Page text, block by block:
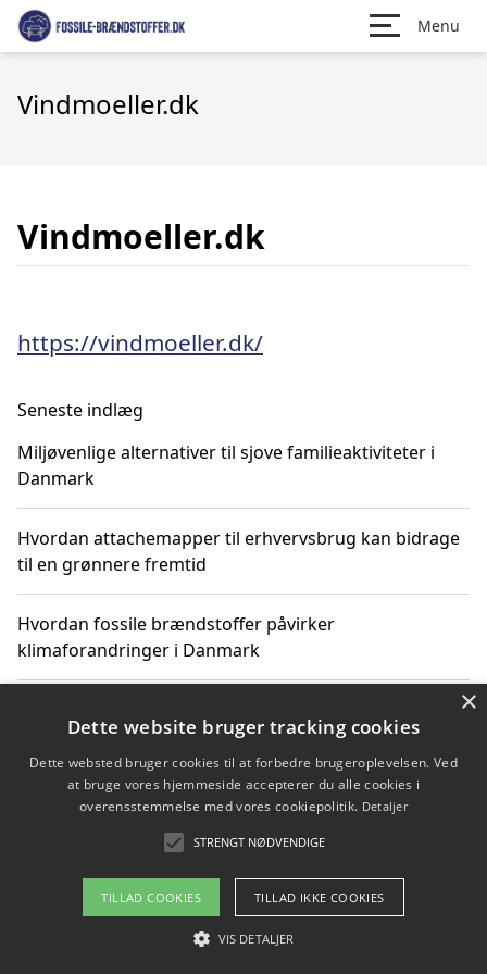
Menu
Vindmoeller.dk
Vindmoeller.dk
https://vindmoeller.dk/
Seneste indlæg
Miljøvenlige alternativer til sjove familieaktiviteter i
Danmark
Hvordan attachemapper til erhvervsbrug kan bidrage
til en grønnere fremtid
Hvordan fossile brændstoffer påvirker
klimaforandringer i Danmark
klimaændringer
Hvordan citater om fossile brændstoffer kan ændre
Copyright 2026 - Pilanto Aps
Om / kontakt
×
Dette website bruger tracking cookies
Dette websted bruger cookies til at forbedre brugeroplevelsen. Ved
at bruge vores hjemmeside accepterer du alle cookies i
overensstemmelse med vores cookiepolitik. Detaljer
STRENGT NØDVENDIGE
TILLAD COOKIES TILLAD IKKE COOKIES
VIS DETALJER